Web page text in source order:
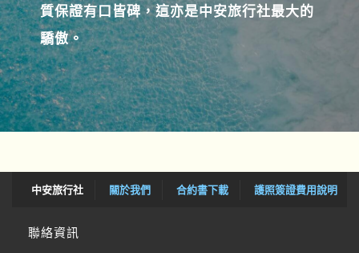
質保證有口皆碑，這亦是中安旅行社最大的
驕傲。
中安旅行社 關於我們 合約書下載 護照簽證費用說明
聯絡資訊